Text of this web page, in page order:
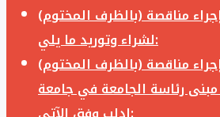
مناقصة (بالظرف المختوم)
لشراء وتوريد ما يلي:
مناقصة (بالظرف المختوم)
رئاسة الجامعة في جامعة